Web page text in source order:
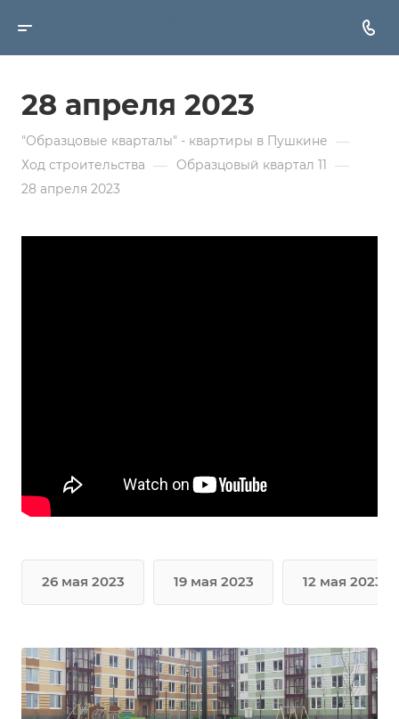
28 апреля 2023
"Образцовые кварталы" - квартиры в Пушкине —
Ход строительства — Образцовый квартал 11 —
28 апреля 2023
26 мая 2023 19 мая 2023 12 мая 2023